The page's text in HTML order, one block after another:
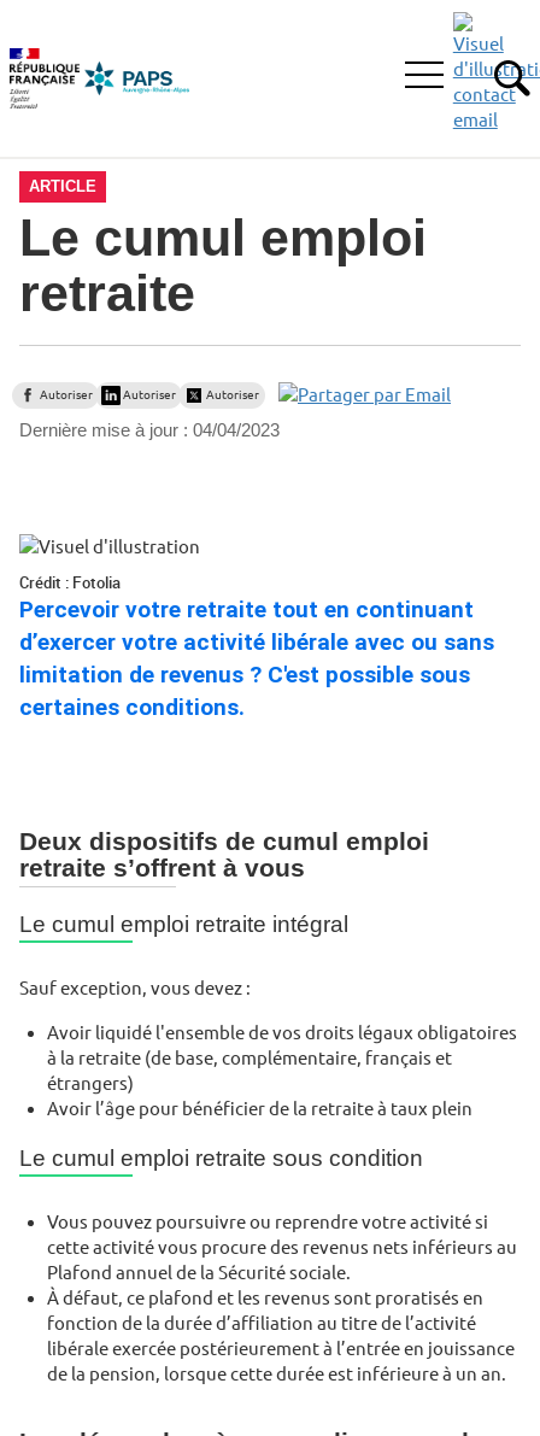
la
recherche
menu
principal,
contenu
Ouvrir
ARTICLE
Le cumul emploi
retraite
Autoriser Autoriser Autoriser
Dernière mise à jour : 04/04/2023
Crédit : Fotolia
Percevoir votre retraite tout en continuant
d’exercer votre activité libérale avec ou sans
limitation de revenus ? C'est possible sous
certaines conditions.
Deux dispositifs de cumul emploi
retraite s’offrent à vous
Le cumul emploi retraite intégral
Sauf exception, vous devez :
Avoir liquidé l'ensemble de vos droits légaux obligatoires
à la retraite (de base, complémentaire, français et
étrangers)
Avoir l’âge pour bénéficier de la retraite à taux plein
Le cumul emploi retraite sous condition
Vous pouvez poursuivre ou reprendre votre activité si
cette activité vous procure des revenus nets inférieurs au
Plafond annuel de la Sécurité sociale.
À défaut, ce plafond et les revenus sont proratisés en
fonction de la durée d’affiliation au titre de l’activité
libérale exercée postérieurement à l’entrée en jouissance
de la pension, lorsque cette durée est inférieure à un an.